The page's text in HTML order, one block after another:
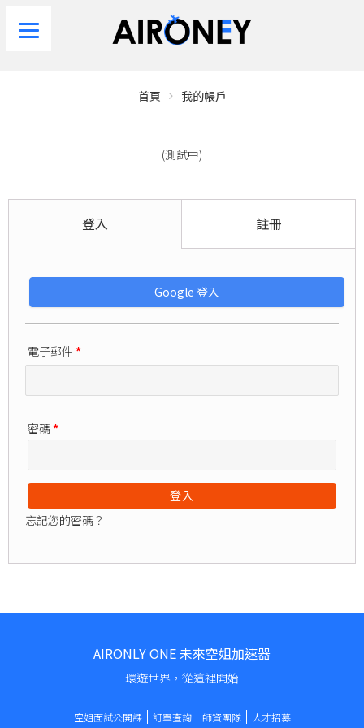
首頁 我的帳戶
(測試中)
登入 註冊
Google 登入
電子郵件 *
密碼*
登入
忘記您的密碼？
AIRONLY ONE 未來空姐加速器
環遊世界，從這裡開始
空姐面試公開課 訂單查詢 師資團隊 人才招募